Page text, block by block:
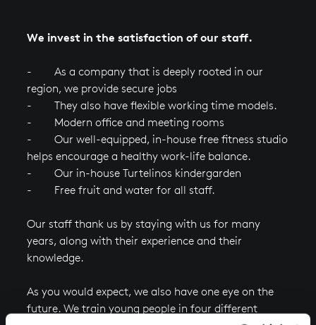
We invest in the satisfaction of our staff.
- As a company that is deeply rooted in our
region, we provide secure jobs
- They also have flexible working time models.
- Modern office and meeting rooms
- Our well-equipped, in-house free fitness studio
helps encourage a healthy work-life balance.
- Our in-house Turtelinos kindergarden
- Free fruit and water for all staff.
Our staff thank us by staying with us for many
years, along with their experience and their
knowledge.
As you would expect, we also have one eye on the
future. We train young people in four different